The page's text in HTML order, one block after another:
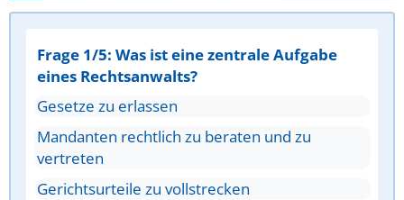
Frage 1/5: Was ist eine zentrale Aufgabe
eines Rechtsanwalts?
Gesetze zu erlassen
Mandanten rechtlich zu beraten und zu
vertreten
Gerichtsurteile zu vollstrecken